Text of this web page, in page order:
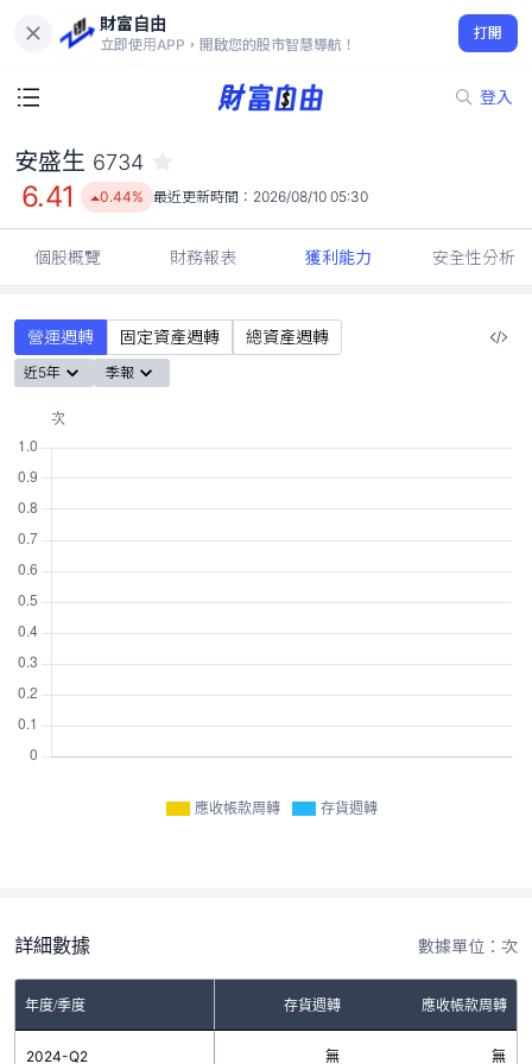
財富自由
立即使用APP，開啟您的股市智慧導航！
打開
登入
6.41
0.44%
安盛生 6734
6.41 0.44% 最近更新時間： 2026/08/10 05:30
個股概覽 財務報表 獲利能力 安全性分析
營運週轉 固定資產週轉 總資產週轉
近5年 季報
應收帳款周轉 存貨週轉
詳細數據 數據單位：次
年度/季度 存貨週轉 應收帳款周轉
2024-Q2 無 無